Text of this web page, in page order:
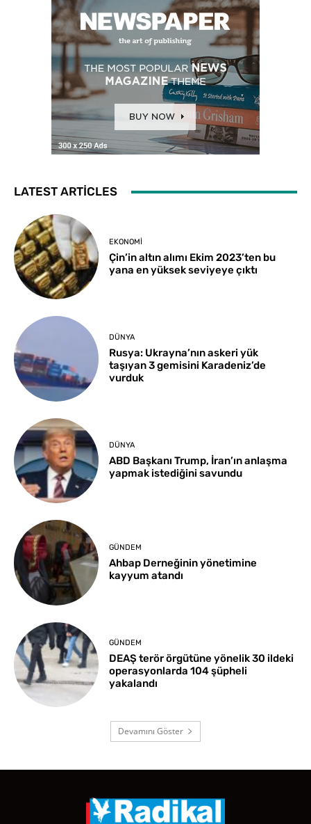
LATEST ARTICLES
EKONOMI
Çin’in altın alımı Ekim 2023’ten bu
yana en yüksek seviyeye çıktı
DÜNYA
Rusya: Ukrayna’nın askeri yük
taşıyan 3 gemisini Karadeniz’de
vurduk
DÜNYA
ABD Başkanı Trump, İran’ın anlaşma
yapmak istediğini savundu
GÜNDEM
Ahbap Derneğinin yönetimine
kayyum atandı
GÜNDEM
DEAŞ terör örgütüne yönelik 30 ildeki
operasyonlarda 104 şüpheli
yakalandı
Devamını Göster